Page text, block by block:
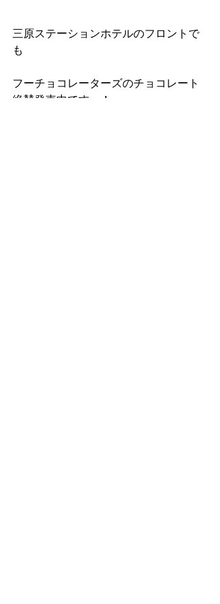
三原ステーションホテルのフロントで
も
フーチョコレーターズのチョコレート
絶賛発売中です～！